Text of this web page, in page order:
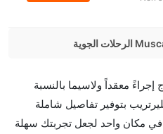
الخطوط الجوية
نعم. توفر كل من Salam Air أسرع رحلات الطيران على هذا
إجراءً معقداً ولاسيما بالنسبة
بتوفير تفاصيل شاملة
في مكان واحد لجعل تجربتك سهلة